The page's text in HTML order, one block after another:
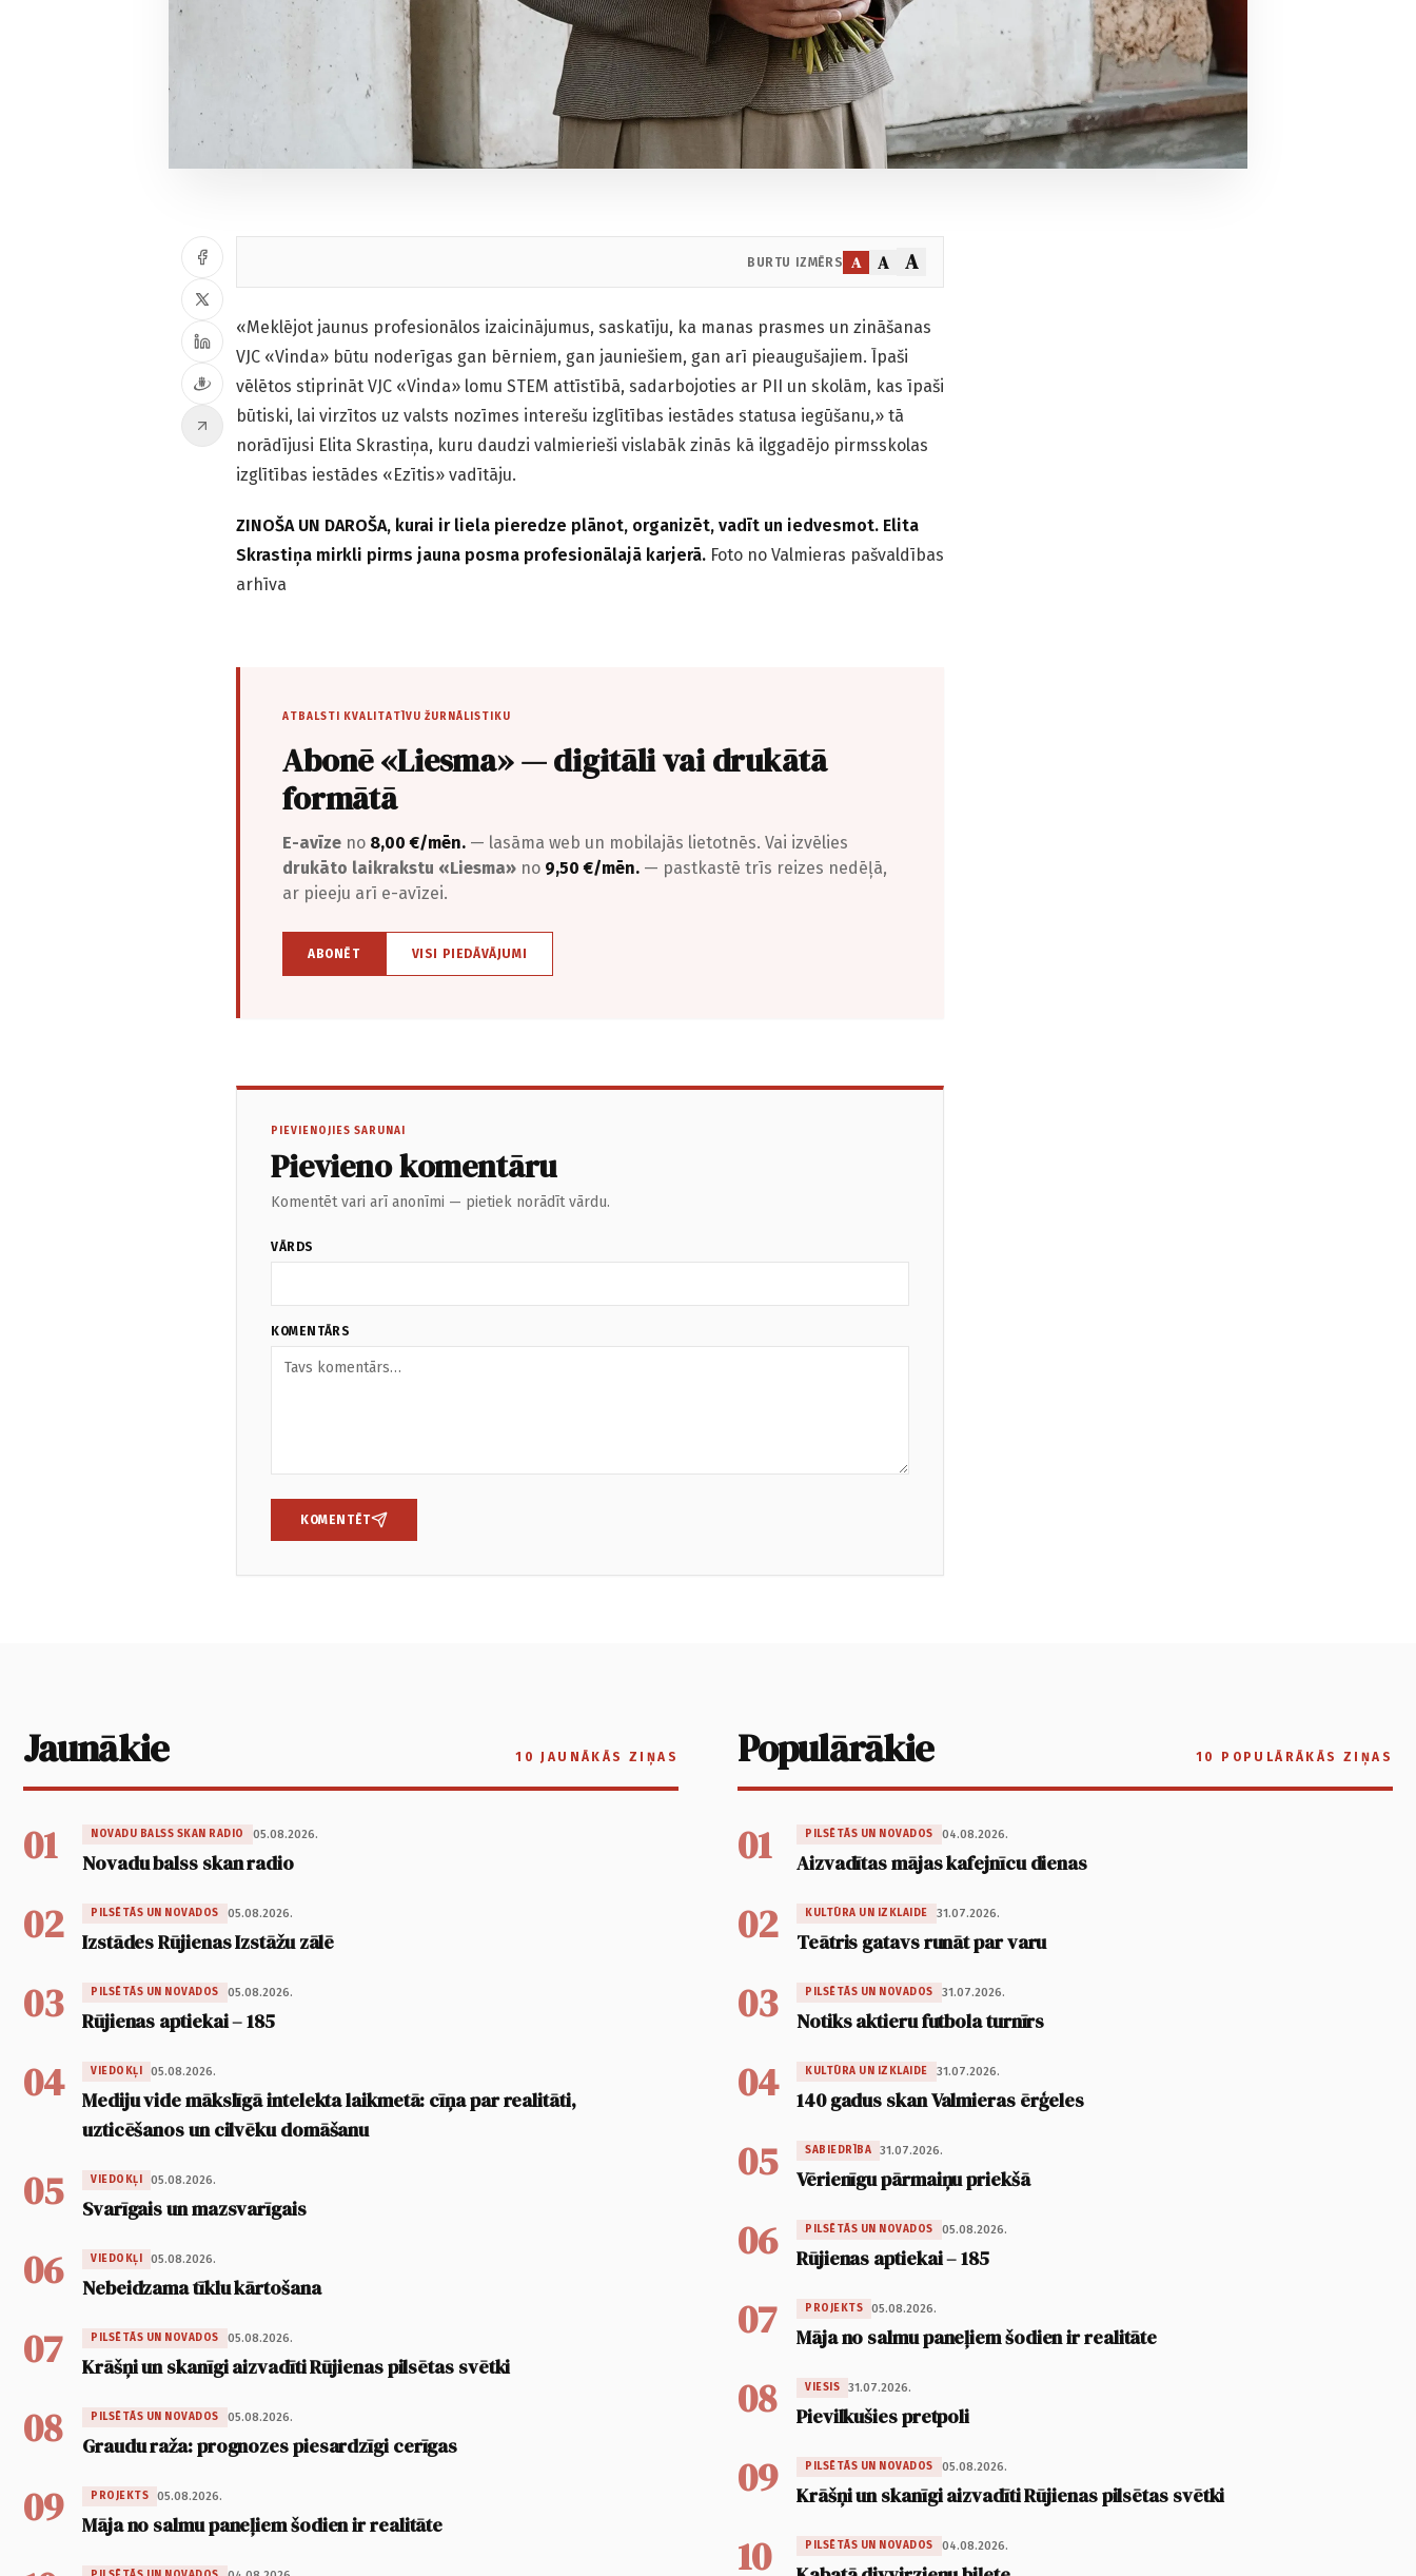
BURTU IZMĒRS A A A
«Meklējot jaunus profesionālos izaicinājumus, saskatīju, ka manas prasmes un zināšanas
VJC «Vinda» būtu noderīgas gan bērniem, gan jauniešiem, gan arī pieaugušajiem. Īpaši
vēlētos stiprināt VJC «Vinda» lomu STEM attīstībā, sadarbojoties ar PII un skolām, kas īpaši
būtiski, lai virzītos uz valsts nozīmes interešu izglītības iestādes statusa iegūšanu,» tā
norādījusi Elita Skrastiņa, kuru daudzi valmierieši vislabāk zinās kā ilggadējo pirmsskolas
izglītības iestādes «Ezītis» vadītāju.
ZINOŠA UN DAROŠA, kurai ir liela pieredze plānot, organizēt, vadīt un iedvesmot. Elita
Skrastiņa mirkli pirms jauna posma profesionālajā karjerā. Foto no Valmieras pašvaldības
arhīva
ATBALSTI KVALITATĪVU ŽURNĀLISTIKU
Abonē «Liesma» — digitāli vai drukātā
formātā
E-avīze no 8,00 €/mēn. — lasāma web un mobilajās lietotnēs. Vai izvēlies
drukāto laikrakstu «Liesma» no 9,50 €/mēn. — pastkastē trīs reizes nedēļā,
ar pieeju arī e-avīzei.
ABONĒT VISI PIEDĀVĀJUMI
PIEVIENOJIES SARUNAI
Pievieno komentāru
Komentēt vari arī anonīmi — pietiek norādīt vārdu.
VĀRDS
KOMENTĀRS
KOMENTĒT
Jaunākie 10 JAUNĀKĀS ZIŅAS
01 NOVADU BALSS SKAN RADIO 05.08.2026.
Novadu balss skan radio
02 PILSĒTĀS UN NOVADOS 05.08.2026.
Izstādes Rūjienas Izstāžu zālē
03 PILSĒTĀS UN NOVADOS 05.08.2026.
Rūjienas aptiekai – 185
04 VIEDOKĻI 05.08.2026.
Mediju vide mākslīgā intelekta laikmetā: cīņa par realitāti,
uzticēšanos un cilvēku domāšanu
05 VIEDOKĻI 05.08.2026.
Svarīgais un mazsvarīgais
06 VIEDOKĻI 05.08.2026.
Nebeidzama tīklu kārtošana
07 PILSĒTĀS UN NOVADOS 05.08.2026.
Krāšņi un skanīgi aizvadīti Rūjienas pilsētas svētki
08 PILSĒTĀS UN NOVADOS 05.08.2026.
Graudu raža: prognozes piesardzīgi cerīgas
09 PROJEKTS 05.08.2026.
Māja no salmu paneļiem šodien ir realitāte
Populārākie 10 POPULĀRĀKĀS ZIŅAS
01 PILSĒTĀS UN NOVADOS 04.08.2026.
Aizvadītas mājas kafejnīcu dienas
02 KULTŪRA UN IZKLAIDE 31.07.2026.
Teātris gatavs runāt par varu
03 PILSĒTĀS UN NOVADOS 31.07.2026.
Notiks aktieru futbola turnīrs
04 KULTŪRA UN IZKLAIDE 31.07.2026.
140 gadus skan Valmieras ērģeles
05 SABIEDRĪBA 31.07.2026.
Vērienīgu pārmaiņu priekšā
06 PILSĒTĀS UN NOVADOS 05.08.2026.
Rūjienas aptiekai – 185
07 PROJEKTS 05.08.2026.
Māja no salmu paneļiem šodien ir realitāte
08 VIESIS 31.07.2026.
Pievilkušies pretpoli
09 PILSĒTĀS UN NOVADOS 05.08.2026.
Krāšņi un skanīgi aizvadīti Rūjienas pilsētas svētki
10 PILSĒTĀS UN NOVADOS 04.08.2026.